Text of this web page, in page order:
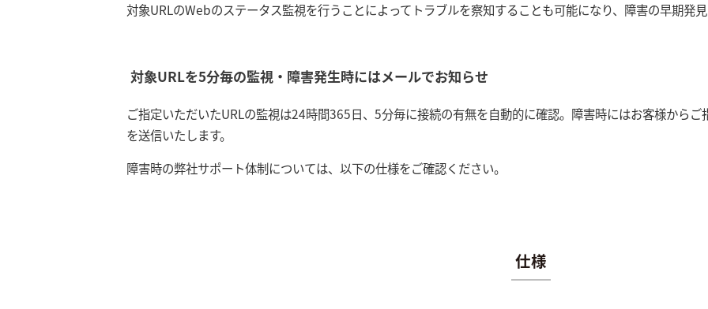
対象URLのWebのステータス監視を行うことによってトラブルを察知することも可能になり、障害の早期発
対象URLを5分毎の監視・障害発生時にはメールでお知らせ
ご指定いただいたURLの監視は24時間365日、5分毎に接続の有無を自動的に確認。障害時にはお客様から
を送信いたします。
障害時の弊社サポート体制については、以下の仕様をご確認ください。
仕様